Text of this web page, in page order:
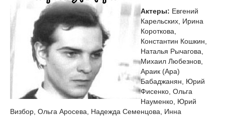
Актеры: Евгений
Карельских, Ирина
Короткова,
Константин Кошкин,
Наталья Рычагова,
Михаил Любезнов,
Араик (Ара)
Бабаджанян, Юрий
Фисенко, Ольга
Науменко, Юрий
Визбор, Ольга Аросева, Надежда Семенцова, Инна